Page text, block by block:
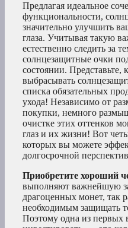
Предлагая идеальное
функциональности,
значительно улучшить
глаза. Учитывая такую
естественно следить за
солнцезащитные очки
состоянии. Представьте,
выбрасывать
списка обязательных
ухода! Независимо от
покупки, немного
очистке этих оттенков
глаз и их жизни! Вот
которых вы можете
долгосрочной
Приобретите хороший
выполняют важнейшую
драгоценных монет, так
необходимым защищать
Поэтому одна из